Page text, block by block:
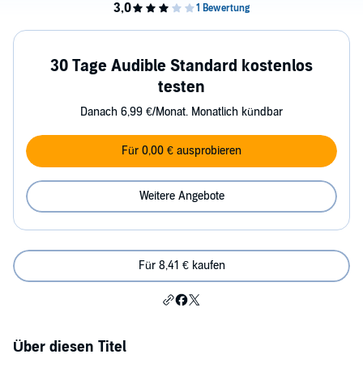
30 Tage Audible Standard kostenlos
testen
Danach 6,99 €/Monat. Monatlich kündbar
Für 0,00 € ausprobieren
Weitere Angebote
Für 8,41 € kaufen
Über diesen Titel